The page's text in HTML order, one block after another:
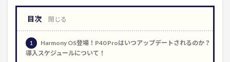
目次
1
Harmony OS登場！P40 Proはいつアップデートされるのか？
導入スケジュールについて！